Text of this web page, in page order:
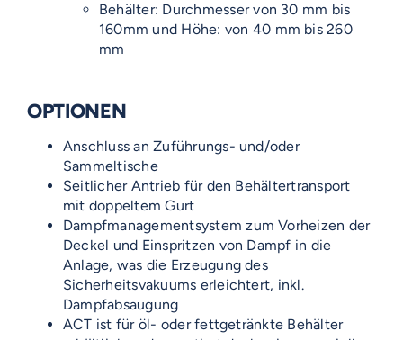
Behälter: Durchmesser von 30 mm bis
160mm und Höhe: von 40 mm bis 260
mm
OPTIONEN
Anschluss an Zuführungs- und/oder
Sammeltische
Seitlicher Antrieb für den Behältertransport
mit doppeltem Gurt
Dampfmanagementsystem zum Vorheizen der
Deckel und Einspritzen von Dampf in die
Anlage, was die Erzeugung des
Sicherheitsvakuums erleichtert, inkl.
Dampfabsaugung
ACT ist für öl- oder fettgetränkte Behälter